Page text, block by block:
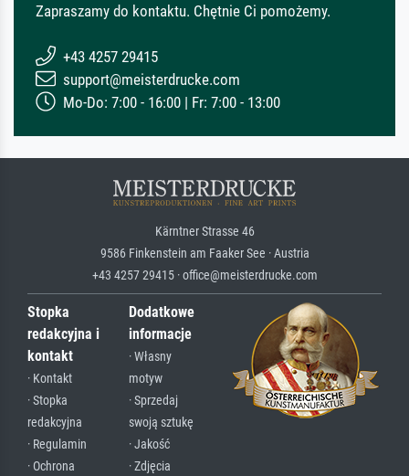
Zapraszamy do kontaktu. Chętnie Ci pomożemy.
+43 4257 29415
support@meisterdrucke.com
Mo-Do: 7:00 - 16:00 | Fr: 7:00 - 13:00
Kärntner Strasse 46
9586 Finkenstein am Faaker See · Austria
+43 4257 29415 · office@meisterdrucke.com
Stopka
redakcyjna i
kontakt
· Kontakt
· Stopka
redakcyjna
· Regulamin
· Ochrona
Dodatkowe
informacje
· Własny
motyw
· Sprzedaj
swoją sztukę
· Jakość
· Zdjęcia